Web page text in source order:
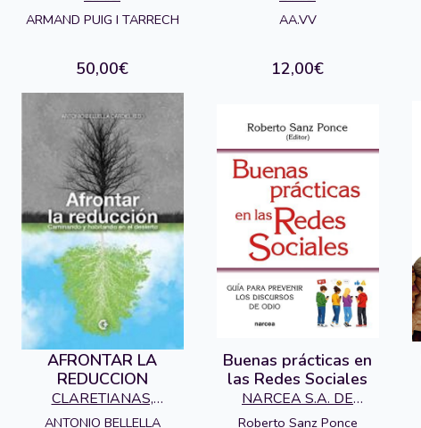
ARMAND PUIG I TARRECH
50,00€
AA.VV
12,00€
AFRONTAR LA
REDUCCION
CLARETIANAS,
PUBLICACIONES
ANTONIO BELLELLA
Buenas prácticas en
las Redes Sociales
NARCEA S.A. DE
EDICIONES
Roberto Sanz Ponce